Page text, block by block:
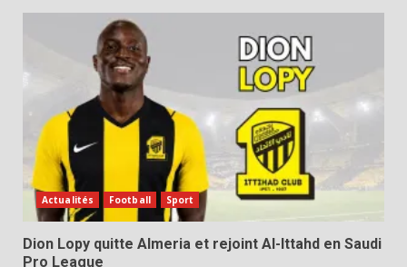
Actualités Football Sport
Dion Lopy quitte Almeria et rejoint Al-Ittahd en Saudi
Pro League